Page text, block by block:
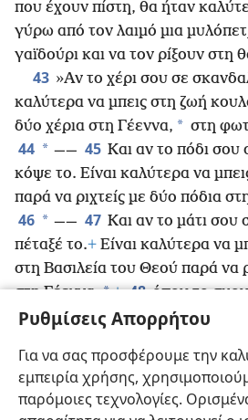
Ρυθμίσεις Απορρήτου
Για να σας προσφέρουμε την
εμπειρία χρήσης,
παρόμοιες τεχνολογίες.
που έχουν πίστη, θα ήταν
γύρω από τον λαιμό μια
γαϊδούρι και να τον ρίξουν στη
43 »Αν το χέρι σου σε
καλύτερα να μπεις στη ζωή
δύο χέρια στη Γέεννα, * στη
44 * —— 45 Και αν το πόδι σου
κόψε το. Είναι καλύτερα να
παρά να ριχτείς με δύο πόδια
46 * —— 47 Και αν το μάτι σου
πέταξέ το.+ Είναι καλύτερα να
στη Βασιλεία του Θεού παρά να
στη Γέεννα, * + 48 όπου το
και η φωτιά δεν σβήνει.+
φωτιά. + 50 Το αλάτι είναι
αλμύρα του, με τι θα το
αλάτι μέσα σας
και να